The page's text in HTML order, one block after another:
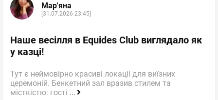
Мар'яна
[31.07.2026 23:45]
Наше весілля в Equides Club виглядало як
у казці!
Тут є неймовірно красиві локаціі для виїзних
церемоній. Бенкетний зал вразив стилем та
місткістю: гості ...